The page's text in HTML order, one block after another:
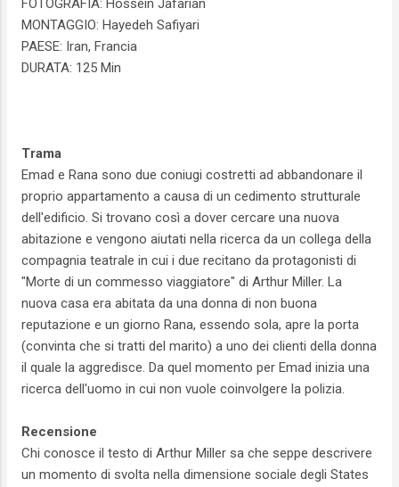
FOTOGRAFIA: Hossein Jafarian
MONTAGGIO: Hayedeh Safiyari
PAESE: Iran, Francia
DURATA: 125 Min
Trama
Emad e Rana sono due coniugi costretti ad abbandonare il
proprio appartamento a causa di un cedimento strutturale
dell'edificio. Si trovano così a dover cercare una nuova
abitazione e vengono aiutati nella ricerca da un collega della
compagnia teatrale in cui i due recitano da protagonisti di
"Morte di un commesso viaggiatore" di Arthur Miller. La
nuova casa era abitata da una donna di non buona
reputazione e un giorno Rana, essendo sola, apre la porta
(convinta che si tratti del marito) a uno dei clienti della donna
il quale la aggredisce. Da quel momento per Emad inizia una
ricerca dell'uomo in cui non vuole coinvolgere la polizia.
Recensione
Chi conosce il testo di Arthur Miller sa che seppe descrivere
un momento di svolta nella dimensione sociale degli States